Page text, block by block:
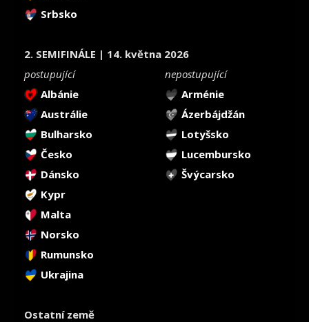
Srbsko
2. SEMIFINÁLE | 14. května 2026
postupující
nepostupující
Albánie
Arménie
Austrálie
Ázerbájdžán
Bulharsko
Lotyšsko
Česko
Lucembursko
Dánsko
Švýcarsko
Kypr
Malta
Norsko
Rumunsko
Ukrajina
Ostatní země